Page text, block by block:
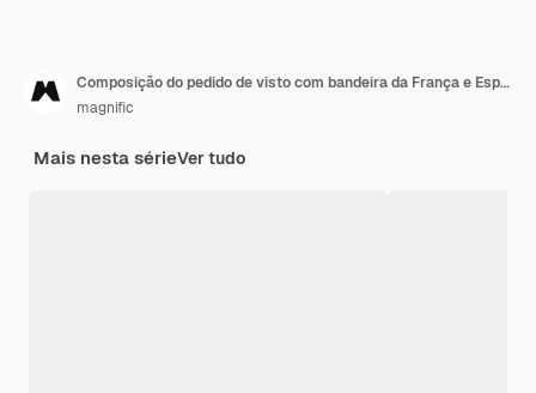
Composição do pedido de visto com bandeira da França e Espanha
magnific
Mais nesta sérieVer tudo